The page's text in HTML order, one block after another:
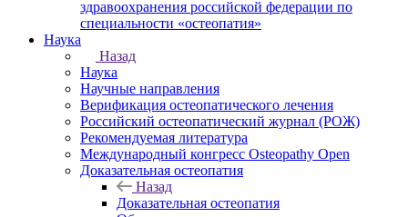
здравоохранения российской федерации по
специальности «остеопатия»
Наука
Назад
Наука
Научные направления
Верификация остеопатического лечения
Российский остеопатический журнал (РОЖ)
Рекомендуемая литература
Международный конгресс Osteopathy Open
Доказательная остеопатия
Назад
Доказательная остеопатия